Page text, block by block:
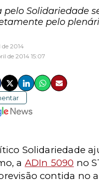
pelo Solidariedade
pelo
2014
de 2014 15:07
Solidariedade
a ADIn 5090 no
contida no